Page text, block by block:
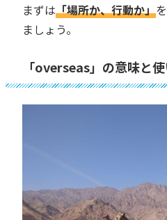
まずは「場所か、行動か」
ましょう。
「overseas」の意味と